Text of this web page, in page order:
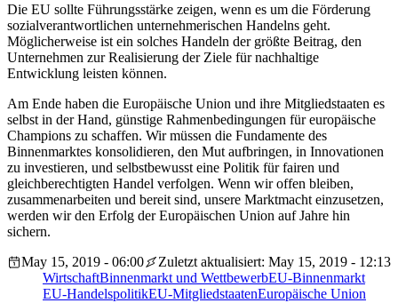
Die EU sollte Führungsstärke zeigen, wenn es um die Förderung
sozialverantwortlichen unternehmerischen Handelns geht.
Möglicherweise ist ein solches Handeln der größte Beitrag, den
Unternehmen zur Realisierung der Ziele für nachhaltige
Entwicklung leisten können.
Am Ende haben die Europäische Union und ihre Mitgliedstaaten es
selbst in der Hand, günstige Rahmenbedingungen für europäische
Champions zu schaffen. Wir müssen die Fundamente des
Binnenmarktes konsolidieren, den Mut aufbringen, in Innovationen
zu investieren, und selbstbewusst eine Politik für fairen und
gleichberechtigten Handel verfolgen. Wenn wir offen bleiben,
zusammenarbeiten und bereit sind, unsere Marktmacht einzusetzen,
werden wir den Erfolg der Europäischen Union auf Jahre hin
sichern.
May 15, 2019 - 06:00
Zuletzt aktualisiert: May 15, 2019 - 12:13
WirtschaftBinnenmarkt und WettbewerbEU-Binnenmarkt
EU-HandelspolitikEU-MitgliedstaatenEuropäische Union